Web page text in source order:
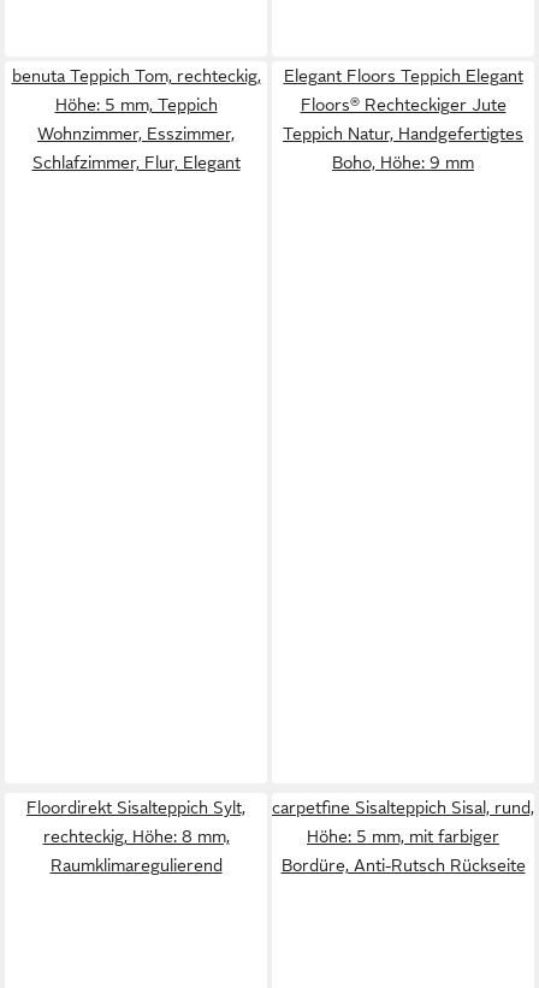
benuta Teppich Tom, rechteckig,
Höhe: 5 mm, Teppich
Wohnzimmer, Esszimmer,
Schlafzimmer, Flur, Elegant
Elegant Floors Teppich Elegant
Floors® Rechteckiger Jute
Teppich Natur, Handgefertigtes
Boho, Höhe: 9 mm
Floordirekt Sisalteppich Sylt,
rechteckig, Höhe: 8 mm,
Raumklimaregulierend
carpetfine Sisalteppich Sisal, rund,
Höhe: 5 mm, mit farbiger
Bordüre, Anti-Rutsch Rückseite